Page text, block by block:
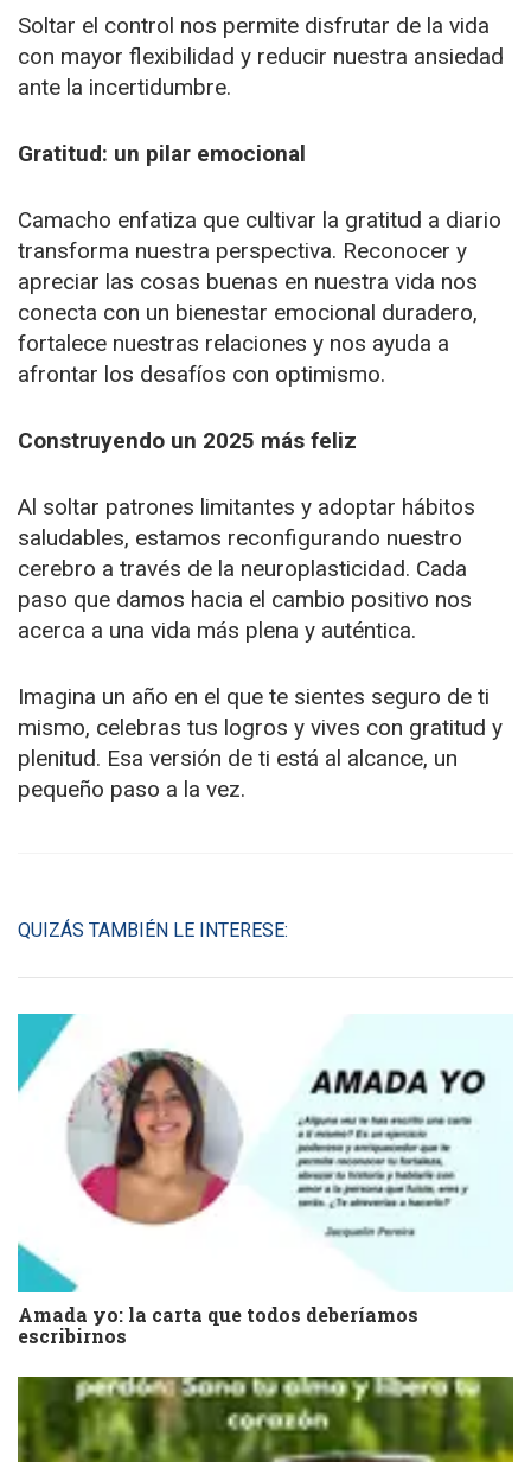
Soltar el control nos permite disfrutar de la vida
con mayor flexibilidad y reducir nuestra ansiedad
ante la incertidumbre.
Gratitud: un pilar emocional
Camacho enfatiza que cultivar la gratitud a diario
transforma nuestra perspectiva. Reconocer y
apreciar las cosas buenas en nuestra vida nos
conecta con un bienestar emocional duradero,
fortalece nuestras relaciones y nos ayuda a
afrontar los desafíos con optimismo.
Construyendo un 2025 más feliz
Al soltar patrones limitantes y adoptar hábitos
saludables, estamos reconfigurando nuestro
cerebro a través de la neuroplasticidad. Cada
paso que damos hacia el cambio positivo nos
acerca a una vida más plena y auténtica.
Imagina un año en el que te sientes seguro de ti
mismo, celebras tus logros y vives con gratitud y
plenitud. Esa versión de ti está al alcance, un
pequeño paso a la vez.
QUIZÁS TAMBIÉN LE INTERESE:
Amada yo: la carta que todos deberíamos
escribirnos